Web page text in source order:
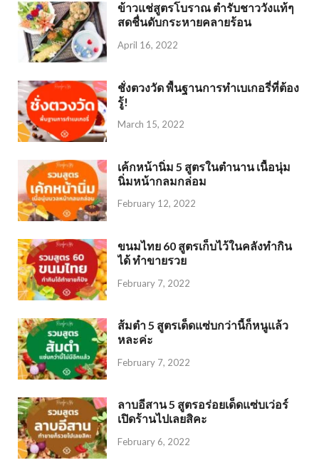
ข้าวแช่สูตรโบราณ ตำรับชาววังแท้ๆ
สดชื่นดับกระหายคลายร้อน
April 16, 2022
ชั่งตวงวัด พื้นฐานการทำเบเกอรี่ที่ต้อง
รู้!
March 15, 2022
เค้กหน้านิ่ม 5 สูตรในตำนาน เนื้อนุ่ม
นิ่มหน้ากลมกล่อม
February 12, 2022
ขนมไทย 60 สูตรเก็บไว้ในคลังทำกิน
ได้ ทำขายรวย
February 7, 2022
ส้มตำ 5 สูตรเด็ดแซ่บกว่านี้ก็หนูแล้ว
หละค่ะ
February 7, 2022
ลาบอีสาน 5 สูตรอร่อยเด็ดแซ่บเว่อร์
เปิดร้านไปเลยสิคะ
February 6, 2022